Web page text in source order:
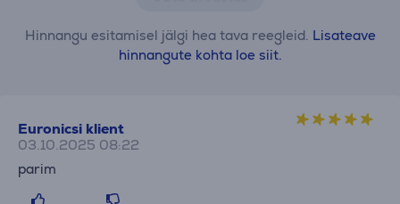
Hinnangu esitamisel jälgi hea tava reegleid. Lisateave
hinnangute kohta loe siit.
Euronicsi klient
03.10.2025 08:22
parim